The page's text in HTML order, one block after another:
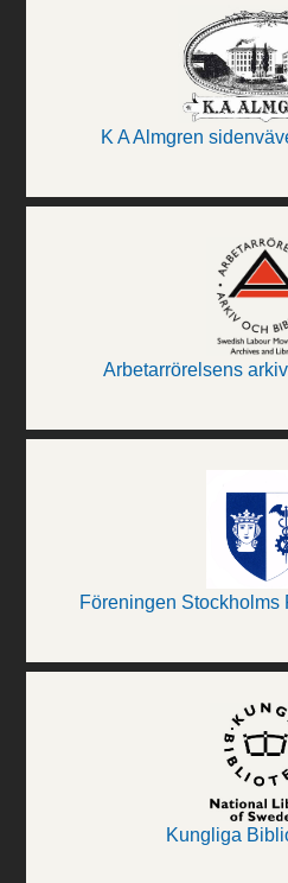
K A Almgren
Arbetarrörelsens
Föreningen Stockholms
Kungliga